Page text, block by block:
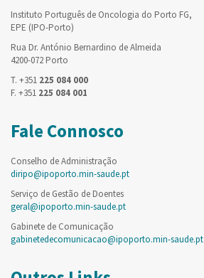
Instituto Português de Oncologia do Porto FG,
EPE (IPO-Porto)
Rua Dr. António Bernardino de Almeida
4200-072 Porto
T. +351 225 084 000
F. +351 225 084 001
Fale Connosco
Conselho de Administração
diripo@ipoporto.min-saude.pt
Serviço de Gestão de Doentes
geral@ipoporto.min-saude.pt
Gabinete de Comunicação
gabinetedecomunicacao@ipoporto.min-saude.pt